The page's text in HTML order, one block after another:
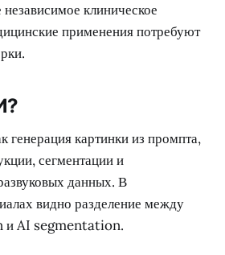
клиническое
применения потребуют
генерация картинки из промпта,
сегментации и
данных. В
видно разделение между
AI segmentation.